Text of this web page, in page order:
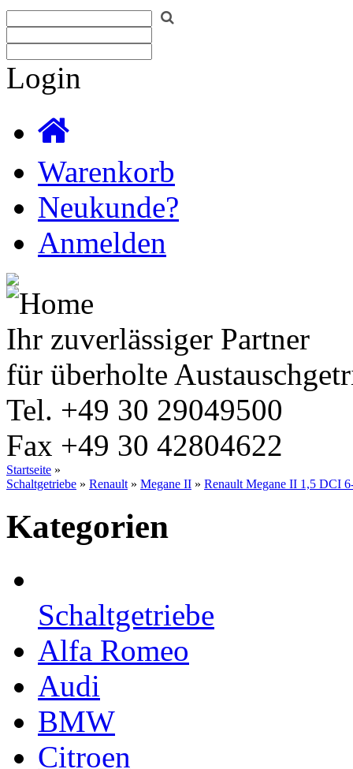
Login
Warenkorb
Neukunde?
Anmelden
Ihr zuverlässiger Partner
für überholte
Tel. +49 30 29049500
Fax +49 30 42804622
Startseite »
Schaltgetriebe » Renault » Megane II » Renault Megane II 1,5 DCI
Kategorien
Schaltgetriebe
Alfa Romeo
Audi
BMW
Citroen